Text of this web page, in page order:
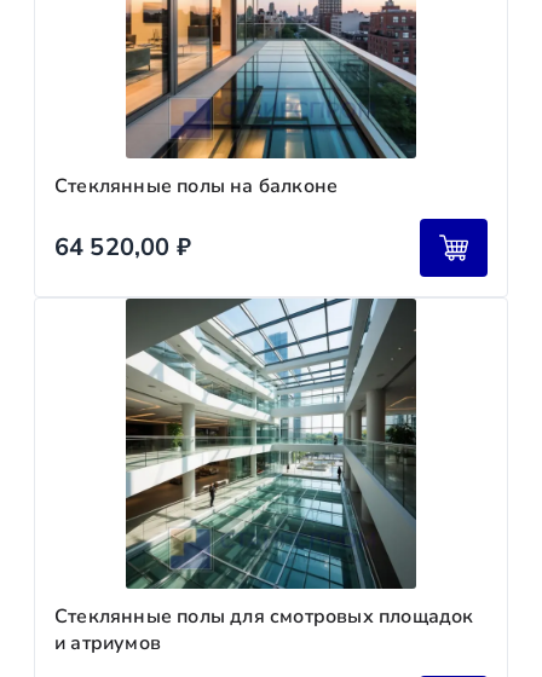
Стеклянные полы на балконе
64 520,00 ₽
Стеклянные полы для смотровых площадок
и атриумов